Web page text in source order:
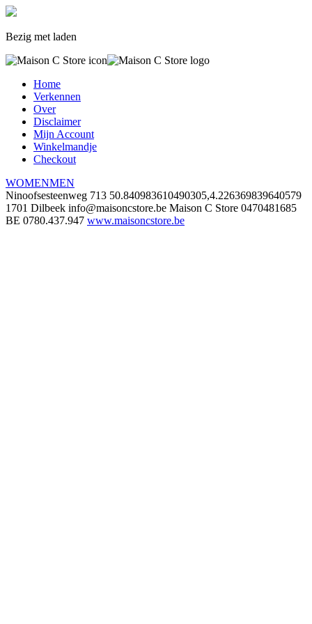
Bezig met laden
Home
Verkennen
Over
Disclaimer
Mijn Account
Winkelmandje
Checkout
WOMENMEN
Ninoofsesteenweg 713 50.840983610490305,4.226369839640579
1701 Dilbeek info@maisoncstore.be Maison C Store 0470481685
BE 0780.437.947 www.maisoncstore.be